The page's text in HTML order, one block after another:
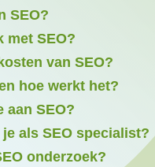
SEO?
met SEO?
van SEO?
hoe werkt het?
aan SEO?
als SEO specialist?
onderzoek?